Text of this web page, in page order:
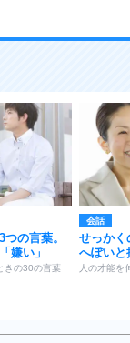
の言葉。
嫌い」
きの30の言葉
会話
せっかく
へぽいと
人の才能を